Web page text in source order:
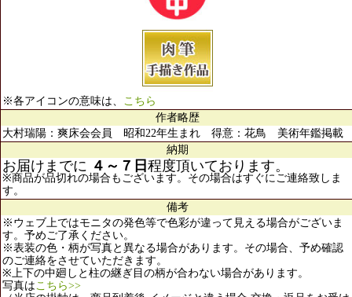
※各アイコンの意味は、 こちら
作者略歴
大村瑞陽：爽床会会員 昭和22年生まれ 得意：花鳥 美術年鑑掲載
納期
お届けまでに ４～７日 程度頂いております。
※商品が品切れの場合もございます。その場合はすぐにご連絡致しま
す。
備考
※ウェブ上ではモニタの発色等で色彩が違って見える場合がございま
す。予めご了承ください。
※表装の色・柄が写真と異なる場合があります。その場合、予め確認
のご連絡をさせていただきます。
※上下の中廻しと柱の継ぎ目の柄が合わない場合があります。
写真はこちら>>